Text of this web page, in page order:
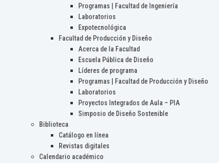
Programas | Facultad de Ingeniería
Laboratorios
Expotecnológica
Facultad de Producción y Diseño
Acerca de la Facultad
Escuela Pública de Diseño
Líderes de programa
Programas | Facultad de Producción y Diseño
Laboratorios
Proyectos Integrados de Aula – PIA
Simposio de Diseño Sostenible
Biblioteca
Catálogo en línea
Revistas digitales
Calendario académico